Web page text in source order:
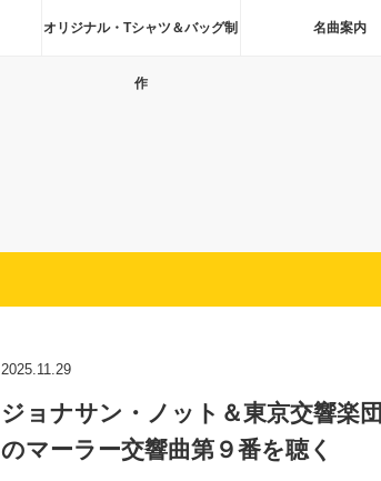
オリジナル・Tシャツ＆バッグ制
作
名曲案内
2025.11.29
ジョナサン・ノット＆東京交響楽団
のマーラー交響曲第９番を聴く